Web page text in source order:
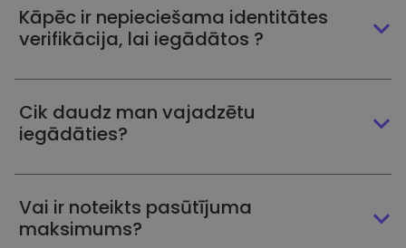
Kāpēc ir nepieciešama identitātes
verifikācija, lai iegādātos ?
Cik daudz man vajadzētu
iegādāties?
Vai ir noteikts pasūtījuma
maksimums?